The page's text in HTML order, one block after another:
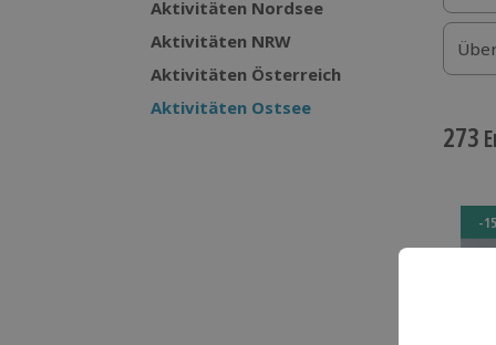
Aktivitäten Nordsee
Aktivitäten NRW
Aktivitäten Österreich
Aktivitäten Ostsee
273
-